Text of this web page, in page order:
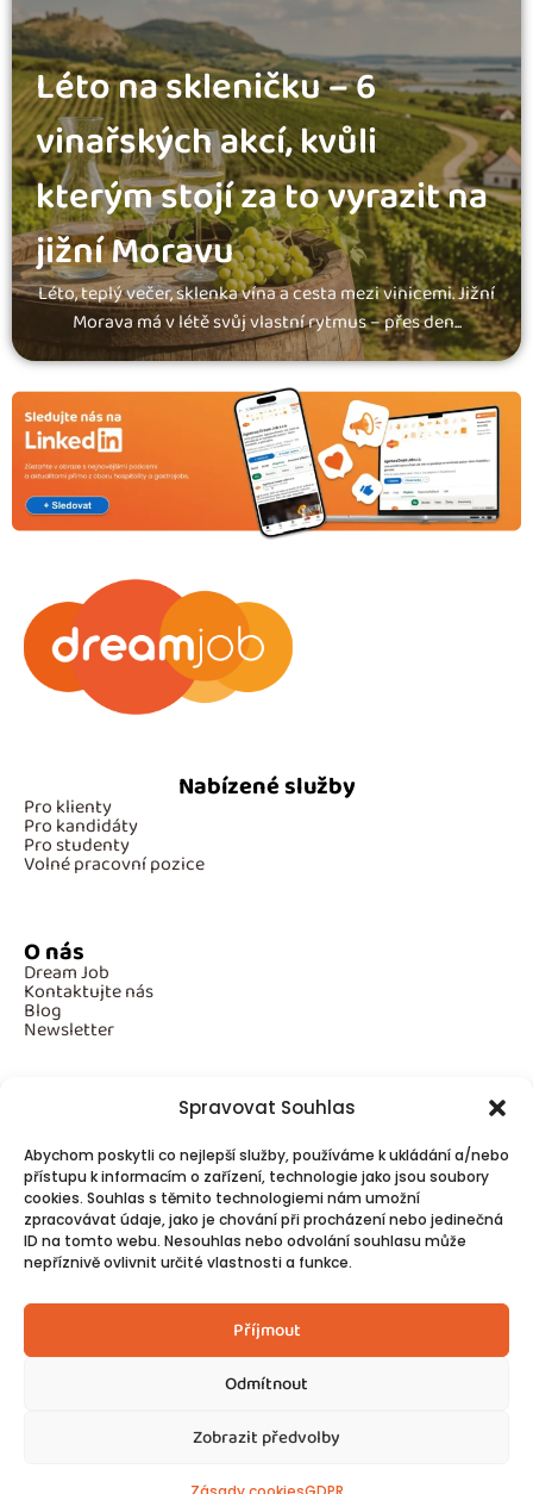
Spravovat Souhlas
Abychom poskytli co nejlepší služby, používáme k ukládání a/nebo
přístupu k informacím o zařízení, technologie jako jsou soubory
cookies. Souhlas s těmito technologiemi nám umožní
zpracovávat údaje, jako je chování při procházení nebo jedinečná
ID na tomto webu. Nesouhlas nebo odvolání souhlasu může
nepříznivě ovlivnit určité vlastnosti a funkce.
Příjmout
Odmítnout
Zobrazit předvolby
Léto na skleničku – 6
vinařských akcí, kvůli
kterým stojí za to vyrazit na
jižní Moravu
Léto, teplý večer, sklenka vína a cesta mezi vinicemi. Jižní
Morava má v létě svůj vlastní rytmus – přes den...
Nabízené služby
Pro klienty
Pro kandidáty
Pro studenty
Volné pracovní pozice
O nás
Dream Job
Kontaktujte nás
Blog
Newsletter
Povinné informace
GDPR
Cookies
Spojte se s námi!